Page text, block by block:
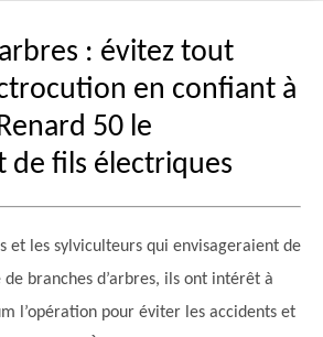
: évitez tout
en confiant à
50 le
de fils électriques
et les sylviculteurs qui envisageraient de
branches d’arbres, ils ont intérêt à
l’opération pour éviter les accidents et